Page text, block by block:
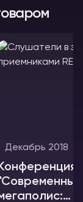
Декабрь 2018